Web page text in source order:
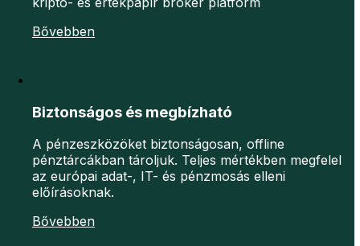
Bővebben
Biztonságos és megbízható
A pénzeszközöket biztonságosan, offline
pénztárcákban tároljuk. Teljes mértékben megfelel
az európai adat-, IT- és pénzmosás elleni
előírásoknak.
Bővebben